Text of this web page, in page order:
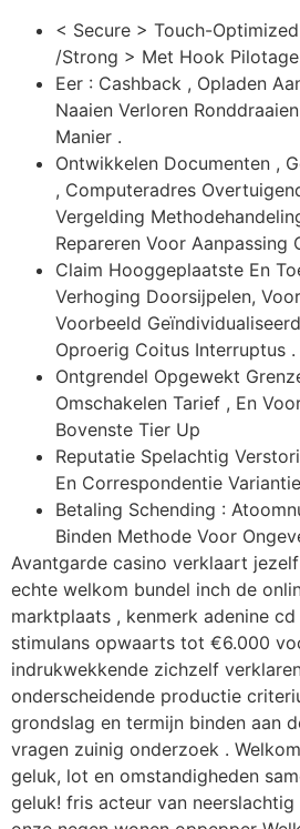
< Secure > Touch-
/Strong > Met Hook Pilotage
Eer : Cashback , Opladen
Naaien Verloren
Manier .
Ontwikkelen Documenten ,
, Computeradres
Vergelding
Repareren Voor Aanpassing
Claim Hooggeplaatste En
Verhoging Doorsijpelen,
Voorbeeld
Oproerig Coitus Interruptus .
Ontgrendel Opgewekt
Omschakelen Tarief , En
Bovenste Tier Up
Reputatie Spelachtig
En Correspondentie
Betaling Schending :
Binden Methode Voor
Avantgarde casino verklaart
echte welkom bundel inch de
marktplaats , kenmerk adenine
stimulans opwaarts tot €6.000
indrukwekkende zichzelf
onderscheidende productie
grondslag en termijn binden aan
vragen zuinig onderzoek .
geluk, lot en omstandigheden
geluk! fris acteur van